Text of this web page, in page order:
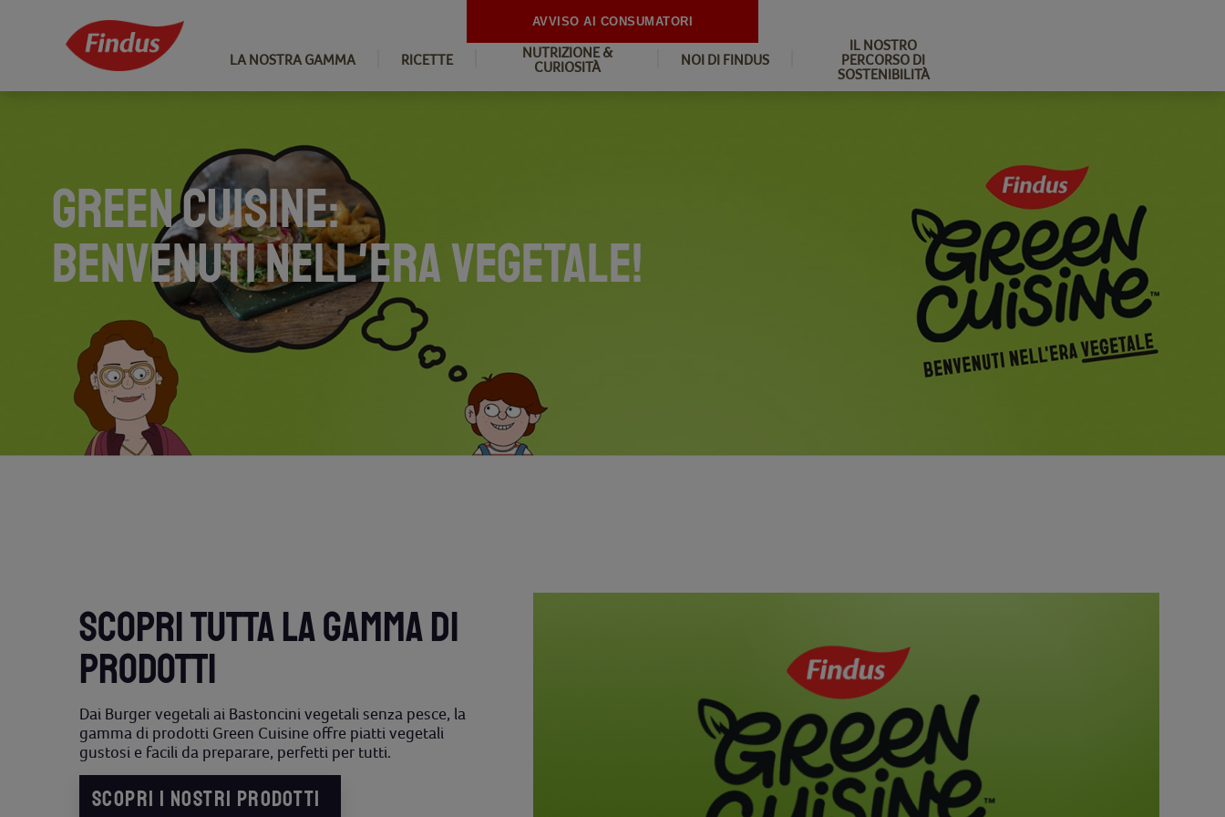
LA NOSTRA GAMMA RICETTE
NUTRIZIONE &
CURIOSITÀ
NOI DI FINDUS
IL NOSTRO
PERCORSO DI
SOSTENIBILITÀ
GREEN CUISINE:
BENVENUTI NELL'ERA VEGETALE!
SCOPRI TUTTA LA GAMMA DI
PRODOTTI
Dai Burger vegetali ai Bastoncini vegetali senza pesce, la
gamma di prodotti Green Cuisine offre piatti vegetali
gustosi e facili da preparare, perfetti per tutti.
SCOPRI I NOSTRI PRODOTTI
AVVISO AI CONSUMATORI